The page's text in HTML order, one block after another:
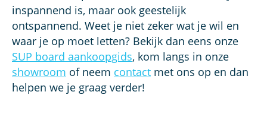
inspannend is, maar ook geestelijk
ontspannend. Weet je niet zeker wat je wil en
waar je op moet letten? Bekijk dan eens onze
SUP board aankoopgids, kom langs in onze
showroom of neem contact met ons op en dan
helpen we je graag verder!